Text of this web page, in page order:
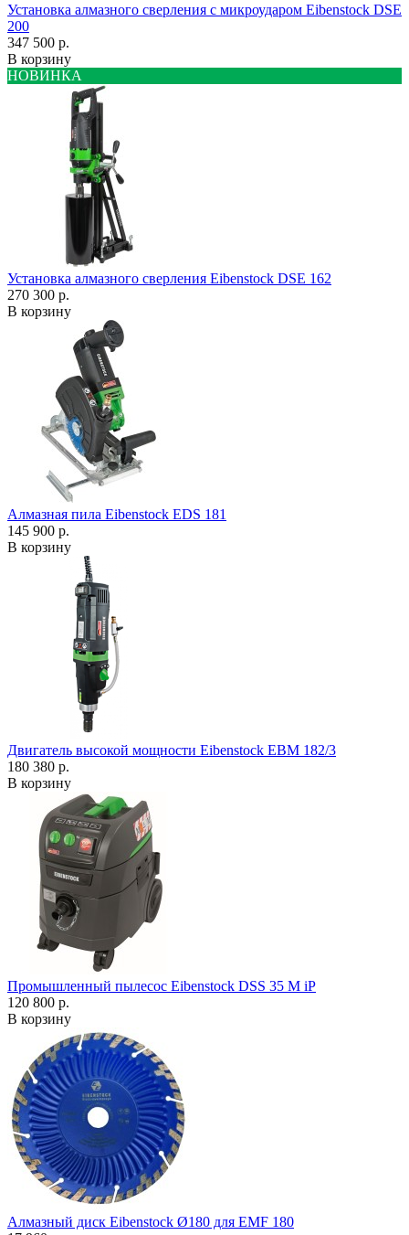
Установка алмазного сверления с микроударом Eibenstock DSE
200
347 500 р.
В корзину
НОВИНКА
Установка алмазного сверления Eibenstock DSE 162
270 300 р.
В корзину
Алмазная пила Eibenstock EDS 181
145 900 р.
В корзину
Двигатель высокой мощности Eibenstock EBM 182/3
180 380 р.
В корзину
Промышленный пылесос Eibenstock DSS 35 M iP
120 800 р.
В корзину
Алмазный диск Eibenstock Ø180 для EMF 180